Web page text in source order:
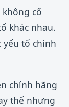
cố
khác nhau.
yếu tố chính
chính hãng
thế nhưng